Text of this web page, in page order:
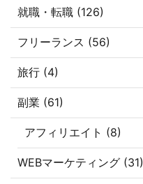
就職・転職 (126)
フリーランス (56)
旅行 (4)
副業 (61)
アフィリエイト (8)
WEBマーケティング (31)